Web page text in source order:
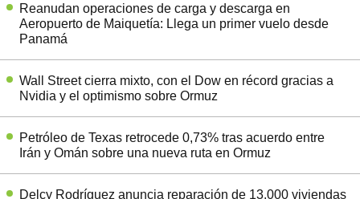
Reanudan operaciones de carga y descarga en
Aeropuerto de Maiquetía: Llega un primer vuelo desde
Panamá
Wall Street cierra mixto, con el Dow en récord gracias a
Nvidia y el optimismo sobre Ormuz
Petróleo de Texas retrocede 0,73% tras acuerdo entre
Irán y Omán sobre una nueva ruta en Ormuz
Delcy Rodríguez anuncia reparación de 13.000 viviendas